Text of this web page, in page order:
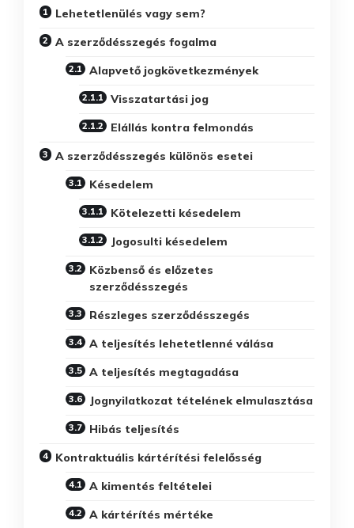
Lehetetlenülés vagy sem?
A szerződésszegés fogalma
Alapvető jogkövetkezmények
Visszatartási jog
Elállás kontra felmondás
A szerződésszegés különös esetei
Késedelem
Kötelezetti késedelem
Jogosulti késedelem
Közbenső és előzetes
szerződésszegés
Részleges szerződésszegés
A teljesítés lehetetlenné válása
A teljesítés megtagadása
Jognyilatkozat tételének elmulasztása
Hibás teljesítés
Kontraktuális kártérítési felelősség
A kimentés feltételei
A kártérítés mértéke